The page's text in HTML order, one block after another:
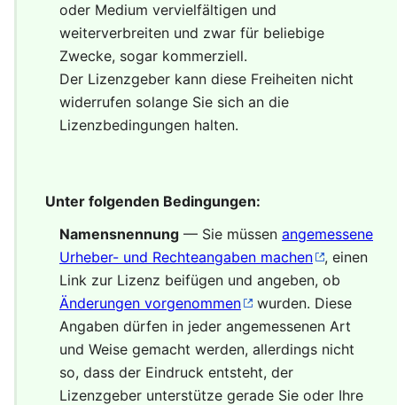
oder Medium vervielfältigen und
weiterverbreiten und zwar für beliebige
Zwecke, sogar kommerziell.
Der Lizenzgeber kann diese Freiheiten nicht
widerrufen solange Sie sich an die
Lizenzbedingungen halten.
Unter folgenden Bedingungen:
Namensnennung — Sie müssen angemessene
Urheber- und Rechteangaben machen
, einen
Link zur Lizenz beifügen und angeben, ob
Änderungen vorgenommen
wurden. Diese
Angaben dürfen in jeder angemessenen Art
und Weise gemacht werden, allerdings nicht
so, dass der Eindruck entsteht, der
Lizenzgeber unterstütze gerade Sie oder Ihre